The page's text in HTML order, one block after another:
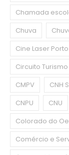
Chamada
Chuva
Cine Laser
Circuito Turismo
CMPV
CNH
CNPU
CNU
Colorado do
Comércio e